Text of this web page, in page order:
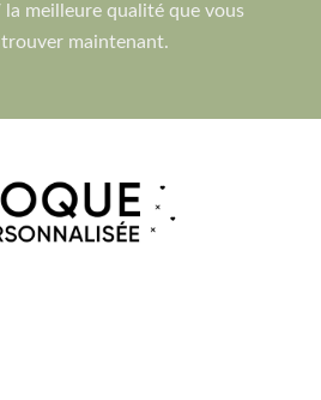
la meilleure qualité que vous
maintenant.